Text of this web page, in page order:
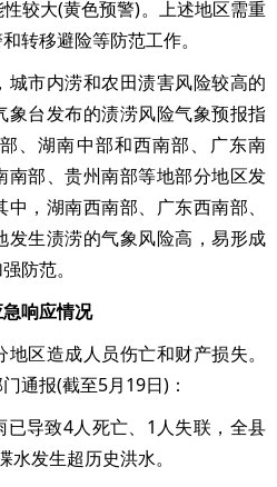
较大(黄色预警)。上述地区需重
转移避险等防范工作。
市内涝和农田渍害风险较高的
象台发布的渍涝风险气象预报指
、湖南中部和西南部、广东南
南部、贵州南部等地部分地区发
，湖南西南部、广东西南部、
发生渍涝的气象风险高，易形成
防范。
响应情况
区造成人员伤亡和财产损失。
通报(截至5月19日)：
导致4人死亡、1人失联，全县
发生超历史洪水。